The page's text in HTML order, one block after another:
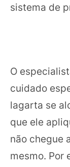
sistema de
O
cuidado
lagarta se
que ele
não chegue
mesmo. Por